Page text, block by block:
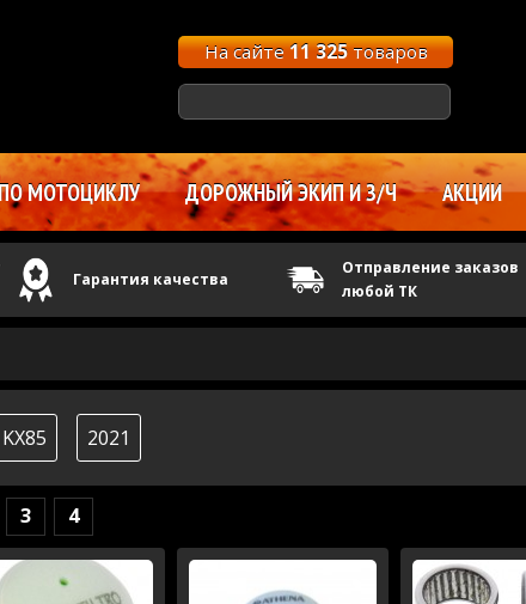
KX85 2021
3 4
На сайте11 325товаров
МОТОЦИКЛУ ДОРОЖНЫЙ ЭКИП И З/Ч АКЦИИ
Гарантия качества
Отправление заказов
любой ТК